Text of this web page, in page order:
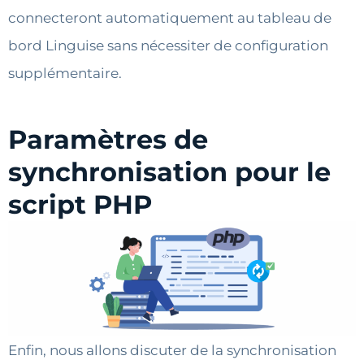
connecteront automatiquement au tableau de
bord Linguise sans nécessiter de configuration
supplémentaire.
Paramètres de
synchronisation pour le
script PHP
Enfin, nous allons discuter de la synchronisation